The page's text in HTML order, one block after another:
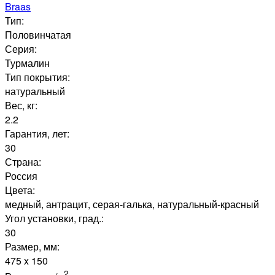
Braas
Тип:
Половинчатая
Серия:
Турмалин
Тип покрытия:
натуральный
Вес, кг:
2.2
Гарантия, лет:
30
Страна:
Россия
Цвета:
медный, антрацит, серая-галька, натуральный-красный
Угол установки, град.:
30
Размер, мм:
475 x 150